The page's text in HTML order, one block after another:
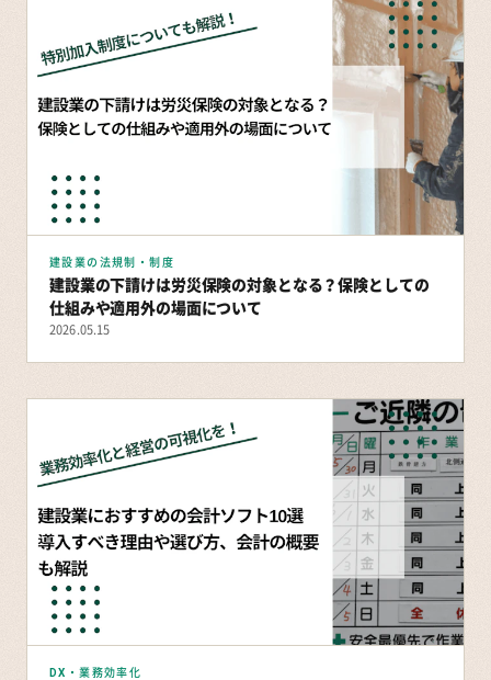
建設業の法規制・制度
建設業の下請けは労災保険の対象となる？保険としての
仕組みや適用外の場面について
2026.05.15
DX・業務効率化